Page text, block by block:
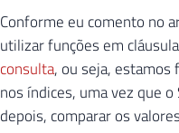
Conforme eu comento no
utilizar funções em
consulta, ou seja, estamos
nos índices, uma vez que
depois, comparar os